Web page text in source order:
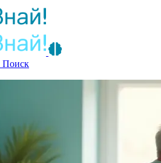
Поиск